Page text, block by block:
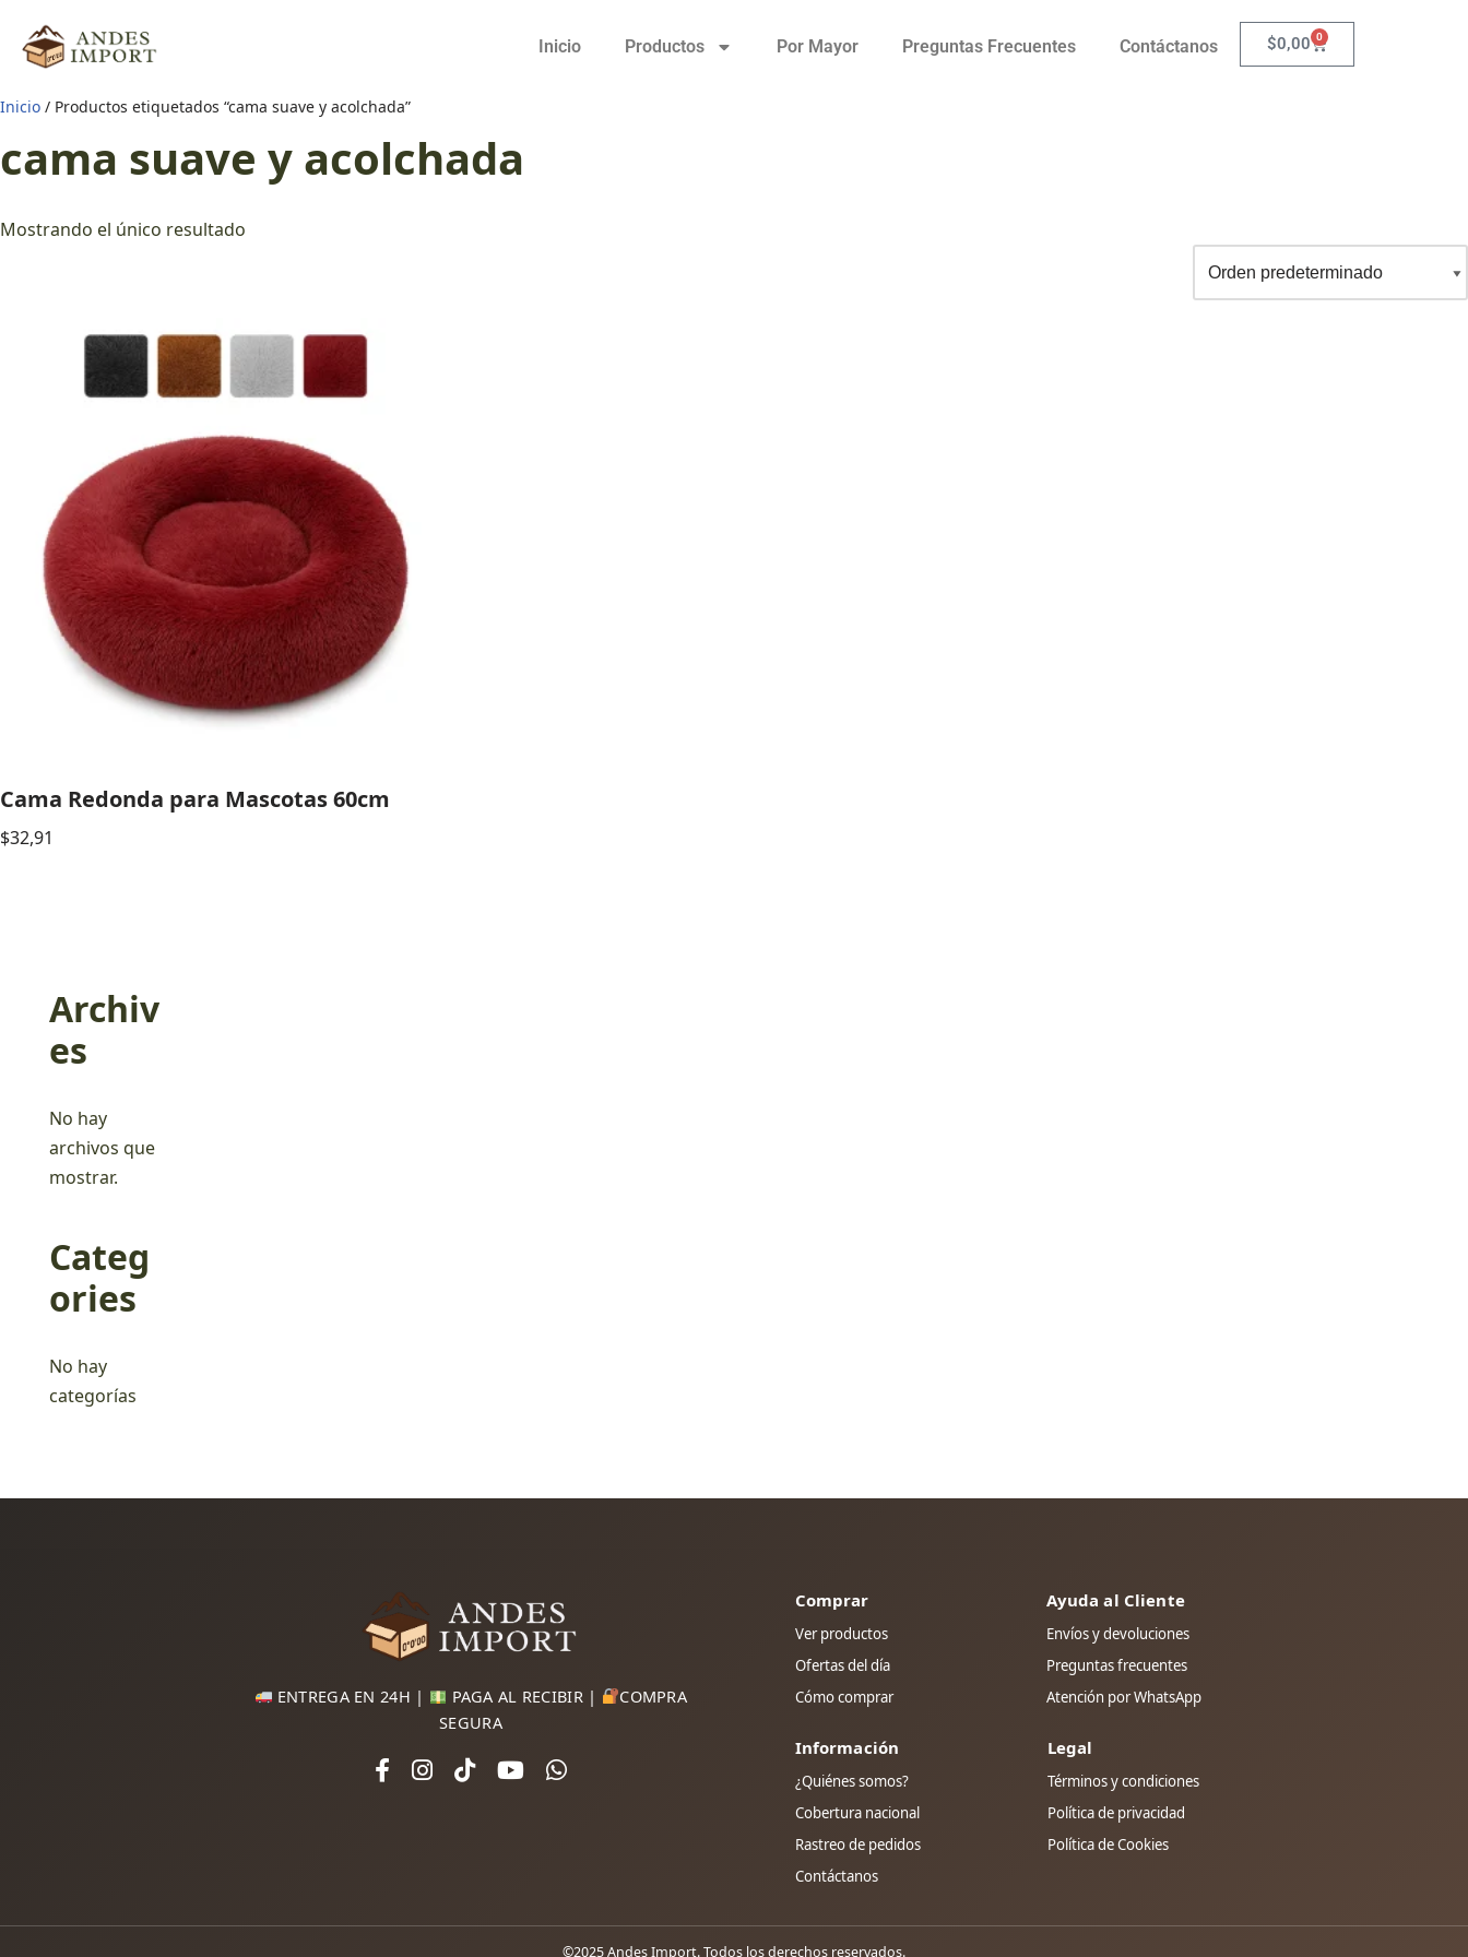
Saltar
contenido
Inicio Productos Por Mayor Preguntas Frecuentes Contáctanos $0,00 0
Inicio / Productos etiquetados “cama suave y acolchada”
cama suave y acolchada
Mostrando el único resultado
Cama Redonda para Mascotas 60cm
$32,91
Archiv
es
No hay
archivos que
mostrar.
Categ
ories
No hay
categorías
ENTREGA EN 24H | PAGA AL RECIBIR |
COMPRA
SEGURA
Comprar
Ver productos
Ofertas del día
Cómo comprar
Ayuda al Cliente
Envíos y devoluciones
Preguntas frecuentes
Atención por WhatsApp
Información
¿Quiénes somos?
Cobertura nacional
Rastreo de pedidos
Contáctanos
Legal
Términos y condiciones
Política de privacidad
Política de Cookies
©2025 Andes Import. Todos los derechos reservados.